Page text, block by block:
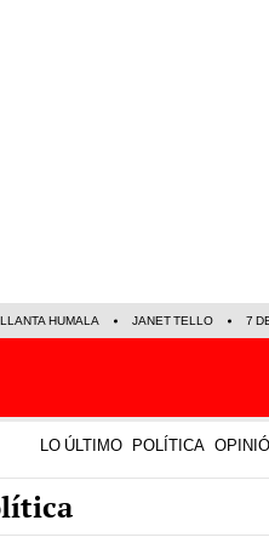
HUMALA JANET TELLO 7
LO ÚLTIMO POLÍTICA